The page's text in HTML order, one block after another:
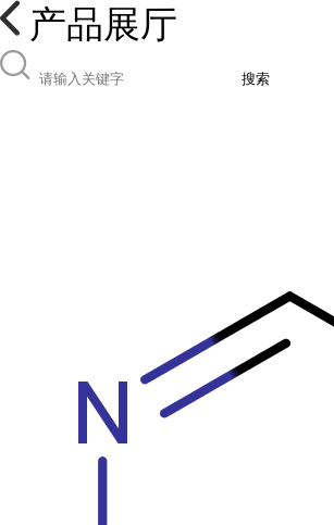
产品展厅
搜索